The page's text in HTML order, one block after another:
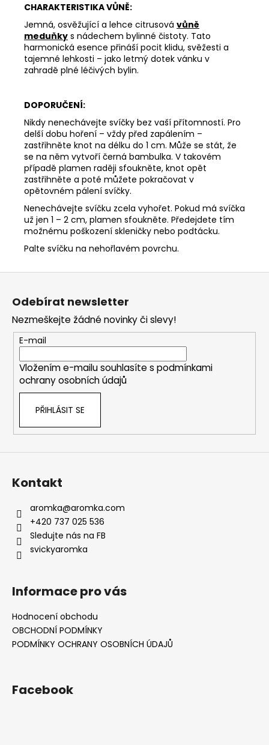
CHARAKTERISTIKA VŮNĚ:
Jemná, osvěžující a lehce citrusová vůně
meduňky s nádechem bylinné čistoty. Tato
harmonická esence přináší pocit klidu, svěžesti a
tajemné lehkosti – jako letmý dotek vánku v
zahradě plné léčivých bylin.
DOPORUČENÍ:
Nikdy nenechávejte svíčky bez vaší přítomností. Pro
delší dobu hoření – vždy před zapálením –
zastřihněte knot na délku do 1 cm. Může se stát, že
se na něm vytvoří černá bambulka. V takovém
případě plamen raději sfoukněte, knot opět
zastřihněte a poté můžete pokračovat v
opětovném pálení svíčky.
Nenechávejte svíčku zcela vyhořet. Pokud má svíčka
už jen 1 – 2 cm, plamen sfoukněte. Předejdete tím
možnému poškození skleničky nebo podtácku.
Palte svíčku na nehořlavém povrchu.
Z
Odebírat newsletter
Nezmeškejte žádné novinky či slevy!
E-mail
Vložením e-mailu souhlasíte s podmínkami
ochrany osobních údajů
PŘIHLÁSIT SE
Kontakt
aromka@aromka.com
+420 737 025 536
Sledujte nás na FB
svickyaromka
Informace pro vás
Hodnocení obchodu
OBCHODNÍ PODMÍNKY
PODMÍNKY OCHRANY OSOBNÍCH ÚDAJŮ
Facebook